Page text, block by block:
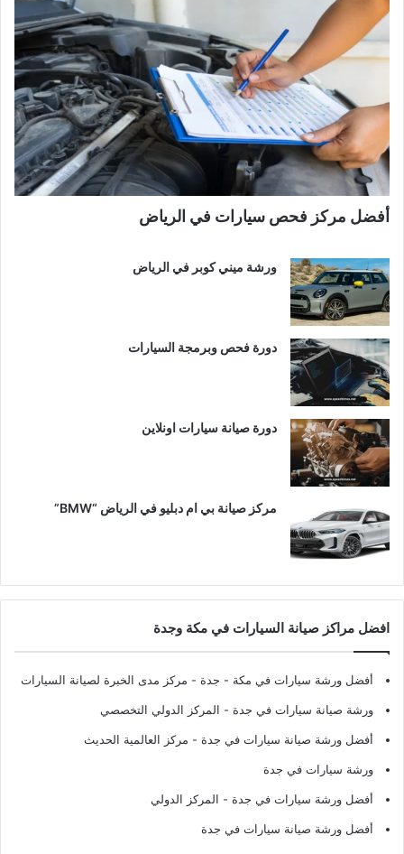
أفضل مركز فحص سيارات في الرياض
ورشة ميني كوبر في الرياض
دورة فحص وبرمجة السيارات
دورة صيانة سيارات اونلاين
مركز صيانة بي ام دبليو في الرياض “BMW”
افضل مراكز صيانة السيارات في مكة وجدة
أفضل ورشة سيارات في مكة - جدة - مركز مدى الخبرة لصيانة السيارات
ورشة صيانة سيارات في جدة - المركز الدولي التخصصي
أفضل ورشة صيانة سيارات في جدة - مركز العالمية الحديث
ورشة سيارات في جدة
أفضل ورشة سيارات في جدة - المركز الدولي
أفضل ورشة صيانة سيارات في جدة